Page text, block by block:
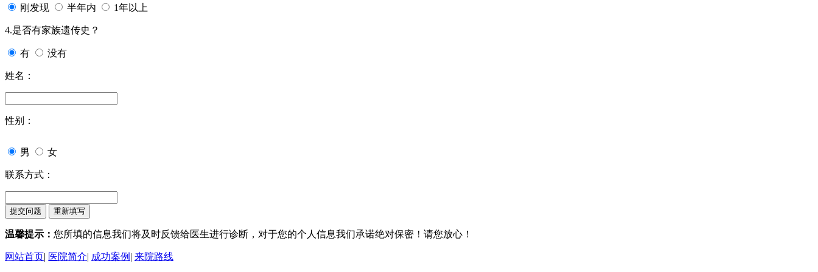
刚发现 半年内 1年以上
4.是否有家族遗传史？
有 没有
姓名：
性别：
男 女
联系方式：
温馨提示： 您所填的信息我们将及时反馈给医生进行诊断，对于您的个人信息我们承诺绝对保密！请您放心！
网站首页| 医院简介| 成功案例 | 来院路线